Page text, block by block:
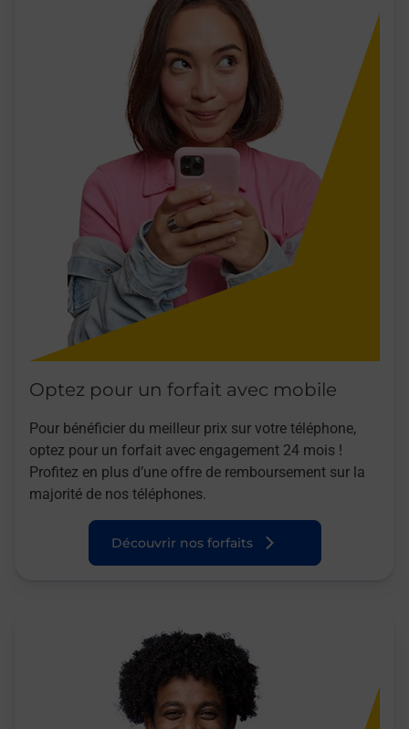
Optez pour un forfait avec mobile
Pour bénéficier du meilleur prix sur votre téléphone,
optez pour un forfait avec engagement 24 mois !
Profitez en plus d’une offre de remboursement sur la
majorité de nos téléphones.
Découvrir nos forfaits